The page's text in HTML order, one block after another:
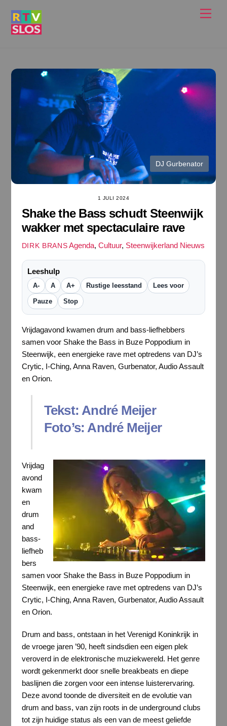
DJ Gurbenator
1 JULI 2024
Shake the Bass schudt Steenwijk
wakker met spectaculaire rave
DIRK BRANS Agenda,Cultuur, Steenwijkerland Nieuws
Leeshulp
A- A A+ Rustige leesstand Lees voor
Pauze Stop
Vrijdagavond kwamen drum and bass-liefhebbers
samen voor Shake the Bass in Buze Poppodium in
Steenwijk, een energieke rave met optredens van DJ’s
Crytic, I-Ching, Anna Raven, Gurbenator, Audio Assault
en Orion.
Tekst: André Meijer
Foto’s: André Meijer
Vrijdag
avond
kwam
en
drum
and
bass-
liefheb
bers
samen voor Shake the Bass in Buze Poppodium in
Steenwijk, een energieke rave met optredens van DJ’s
Crytic, I-Ching, Anna Raven, Gurbenator, Audio Assault
en Orion.
Drum and bass, ontstaan in het Verenigd Koninkrijk in
de vroege jaren ’90, heeft sindsdien een eigen plek
veroverd in de elektronische muziekwereld. Het genre
wordt gekenmerkt door snelle breakbeats en diepe
baslijnen die zorgen voor een intense luisterervaring.
Deze avond toonde de diversiteit en de evolutie van
drum and bass, van zijn roots in de underground clubs
tot zijn huidige status als een van de meest geliefde